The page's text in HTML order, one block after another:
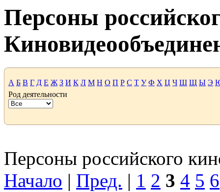
Персоны
А Б В Г Д Е Ж З И К Л М Н О П Р С Т У Ф Х Ц Ч Ш Щ Ы Э
Род деятельности
Персоны российского
Начало | Пред. | 1 2 3 4 5 6